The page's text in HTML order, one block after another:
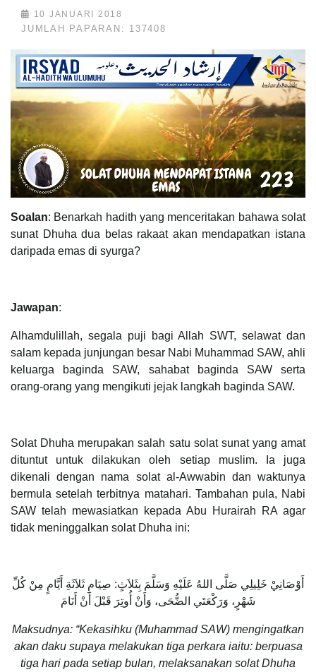
10 JANUARI 2018
JUMLAH PAPARAN: 137408
Soalan: Benarkah hadith yang menceritakan bahawa solat
sunat Dhuha dua belas rakaat akan mendapatkan istana
daripada emas di syurga?
Jawapan:
Alhamdulillah, segala puji bagi Allah SWT, selawat dan
salam kepada junjungan besar Nabi Muhammad SAW, ahli
keluarga baginda SAW, sahabat baginda SAW serta
orang-orang yang mengikuti jejak langkah baginda SAW.
Solat Dhuha merupakan salah satu solat sunat yang amat
dituntut untuk dilakukan oleh setiap muslim. Ia juga
dikenali dengan nama solat al-Awwabin dan waktunya
bermula setelah terbitnya matahari. Tambahan pula, Nabi
SAW telah mewasiatkan kepada Abu Hurairah RA agar
tidak meninggalkan solat Dhuha ini:
أَوْصَانِيْ خَلِيلِي صَلَّى اللهُ عَلَيْهِ وَسَلَّمَ بِثَلاَثٍ: صِيَامِ ثَلاَثَةِ أَيَّامٍ مِنْ كُلِّ
شَهْرٍ، وَرَكْعَتَي الضُّحَى، وَأَنْ أُوتِرَ قَبْلَ أَنْ أَنَامَ
Maksudnya: “Kekasihku (Muhammad SAW) mengingatkan
akan daku supaya melakukan tiga perkara iaitu: berpuasa
tiga hari pada setiap bulan, melaksanakan solat Dhuha